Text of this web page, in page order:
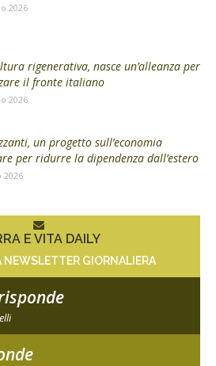
2026
rigenerativa, nasce un’alleanza per
il fronte italiano
2026
un progetto sull’economia
per ridurre la dipendenza dall’estero
2026
E VITA DAILY
NEWSLETTER GIORNALIERA